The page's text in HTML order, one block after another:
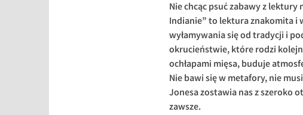
Nie chcąc psuć zabawy z
Indianie” to lektura znakomita i
wyłamywania się od tradycji i
okrucieństwie, które rodzi
ochłapami mięsa, buduje
Nie bawi się w metafory, nie
Jonesa zostawia nas z szeroko
zawsze.